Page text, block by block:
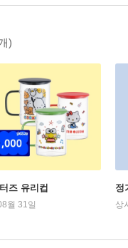
)
즈 유리컵
월 31일
정
상